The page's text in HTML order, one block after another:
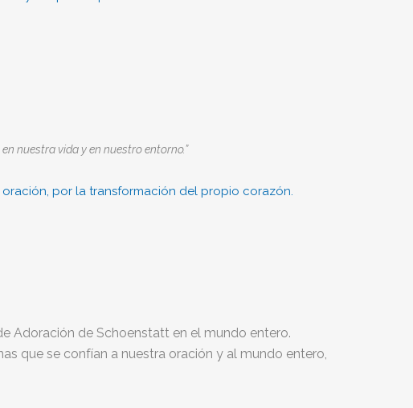
nuestra vida y en nuestro entorno.”
por la transformación del propio corazón.
Adoración de Schoenstatt en el mundo entero.
que se confían a nuestra oración y al mundo entero,